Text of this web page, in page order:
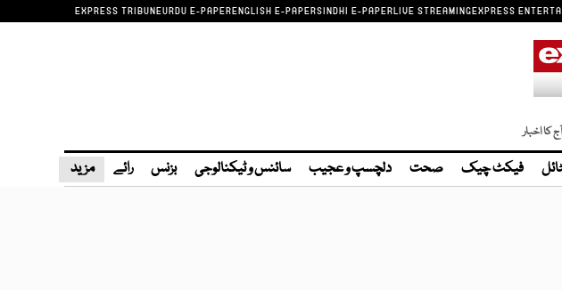
EXPRESS TRIBUNEURDU E-PAPERENGLISH E-PAPERSINDHI E-PAPERLIVE STREAMINGEXPRESS
کا اخبار
فیکٹ چیک صحت دلچسپ و عجیب سائنس و ٹیکنالوجی بزنس رائے مزید